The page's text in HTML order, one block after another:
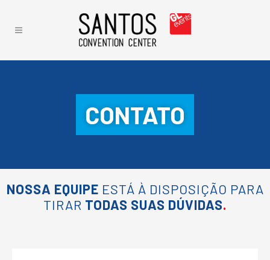
CONTATO
NOSSA EQUIPE ESTÁ À DISPOSIÇÃO PARA
TIRAR TODAS SUAS DÚVIDAS.